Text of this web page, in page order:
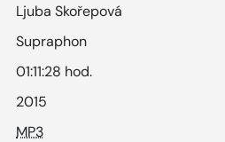
Ljuba Skořepová
Supraphon
01:11:28 hod.
2015
MP3